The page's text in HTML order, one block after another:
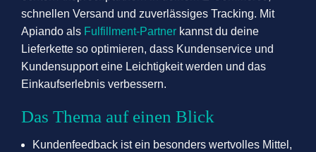
schnellen Versand und zuverlässiges Tracking. Mit
Apiando als Fulfillment-Partner kannst du deine
Lieferkette so optimieren, dass Kundenservice und
Kundensupport eine Leichtigkeit werden und das
Einkaufserlebnis verbessern.
Das Thema auf einen Blick
Kundenfeedback ist ein besonders wertvolles Mittel,